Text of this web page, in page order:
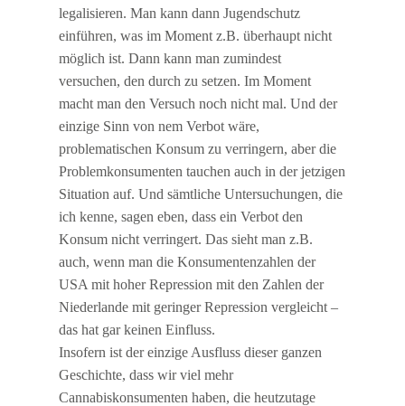
legalisieren. Man kann dann Jugendschutz
einführen, was im Moment z.B. überhaupt nicht
möglich ist. Dann kann man zumindest
versuchen, den durch zu setzen. Im Moment
macht man den Versuch noch nicht mal. Und der
einzige Sinn von nem Verbot wäre,
problematischen Konsum zu verringern, aber die
Problemkonsumenten tauchen auch in der jetzigen
Situation auf. Und sämtliche Untersuchungen, die
ich kenne, sagen eben, dass ein Verbot den
Konsum nicht verringert. Das sieht man z.B.
auch, wenn man die Konsumentenzahlen der
USA mit hoher Repression mit den Zahlen der
Niederlande mit geringer Repression vergleicht –
das hat gar keinen Einfluss.
Insofern ist der einzige Ausfluss dieser ganzen
Geschichte, dass wir viel mehr
Cannabiskonsumenten haben, die heutzutage